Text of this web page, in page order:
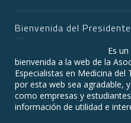
Bienvenida del Presidente
Es
bienvenida a la web de la
Especialistas en Medicina del
por esta web sea agradable,
como empresas y
información de utilidad e